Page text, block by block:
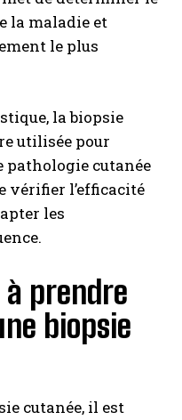
la maladie et
le plus
la biopsie
utilisée pour
pathologie cutanée
vérifier l’efficacité
les
prendre
biopsie
cutanée, il est